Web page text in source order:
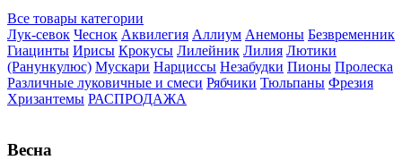
Все товары категории
Лук-севок Чеснок Аквилегия Аллиум Анемоны Безвременник
Гиацинты Ирисы Крокусы Лилейник Лилия Лютики
(Ранункулюс) Мускари Нарцисcы Незабудки Пионы Пролеска
Различные луковичные и смеси Рябчики Тюльпаны Фрезия
Хризантемы РАСПРОДАЖА
Весна